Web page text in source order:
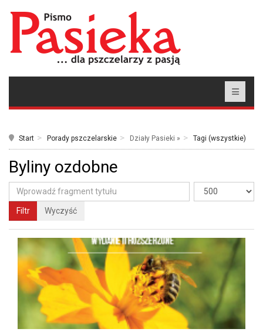
Start Porady pszczelarskie Działy Pasieki » Tagi (wszystkie)
Byliny ozdobne
Filtr Wyczyść